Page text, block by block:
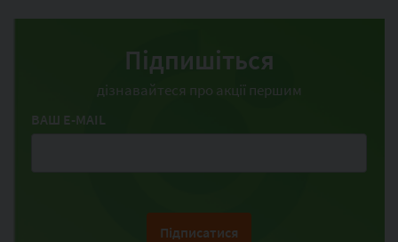
Підпишіться
дізнавайтеся про акції першим
ВАШ E-MAIL
Підписатися